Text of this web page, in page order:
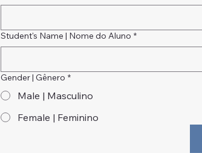
Student's Name | Nome do Aluno *
Gender | Gênero *
Male | Masculino
Female | Feminino